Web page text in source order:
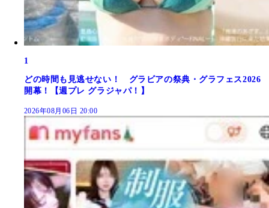
1
どの時間も見逃せない！ グラビアの祭典・グラフェス2026
開幕！【週プレ グラジャパ！】
2026年08月06日 20:00